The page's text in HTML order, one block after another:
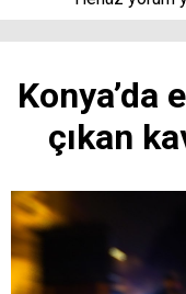
Konya’da
çıkan